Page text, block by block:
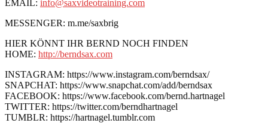
EMAIL: info@saxvideotraining.com
MESSENGER: m.me/saxbrig
HIER KÖNNT IHR BERND NOCH FINDEN
HOME: http://berndsax.com
INSTAGRAM: https://www.instagram.com/berndsax/
SNAPCHAT: https://www.snapchat.com/add/berndsax
FACEBOOK: https://www.facebook.com/bernd.hartnagel
TWITTER: https://twitter.com/berndhartnagel
TUMBLR: https://hartnagel.tumblr.com